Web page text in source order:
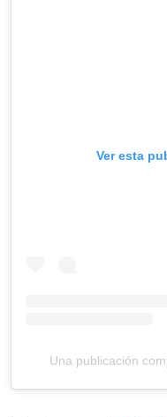
Ver esta
Una publicación